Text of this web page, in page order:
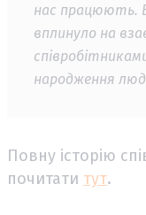
нас працюють.
вплинуло на
народження
Повну історію
почитати тут.